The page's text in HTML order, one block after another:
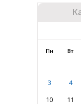
Пн Вт
3
4
10
11